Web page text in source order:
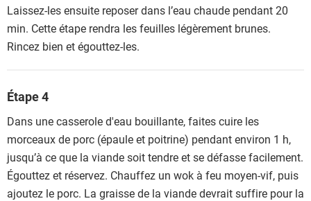
Laissez-les ensuite reposer dans l’eau chaude pendant 20
min. Cette étape rendra les feuilles légèrement brunes.
Rincez bien et égouttez-les.
Étape 4
Dans une casserole d'eau bouillante, faites cuire les
morceaux de porc (épaule et poitrine) pendant environ 1 h,
jusqu’à ce que la viande soit tendre et se défasse facilement.
Égouttez et réservez. Chauffez un wok à feu moyen-vif, puis
ajoutez le porc. La graisse de la viande devrait suffire pour la